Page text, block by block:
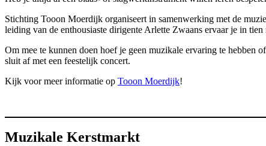
Stichting Tooon Moerdijk organiseert in samenwerking met de
leiding van de enthousiaste dirigente Arlette Zwaans ervaar je in
Om mee te kunnen doen hoef je geen muzikale ervaring te hebben
sluit af met een feestelijk concert.
Kijk voor meer informatie op Tooon Moerdijk!
Muzikale Kerstmarkt